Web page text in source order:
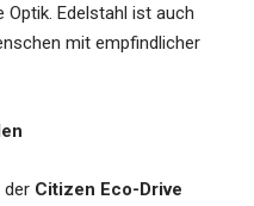
Edelstahl ist auch
mit empfindlicher
der Citizen Eco-Drive